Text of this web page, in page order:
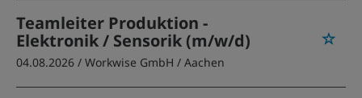
Teamleiter Produktion -
Elektronik / Sensorik (m/w/d)
04.08.2026 / Workwise GmbH / Aachen